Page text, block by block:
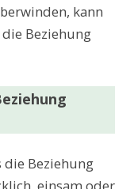
kann
Beziehung
die Beziehung